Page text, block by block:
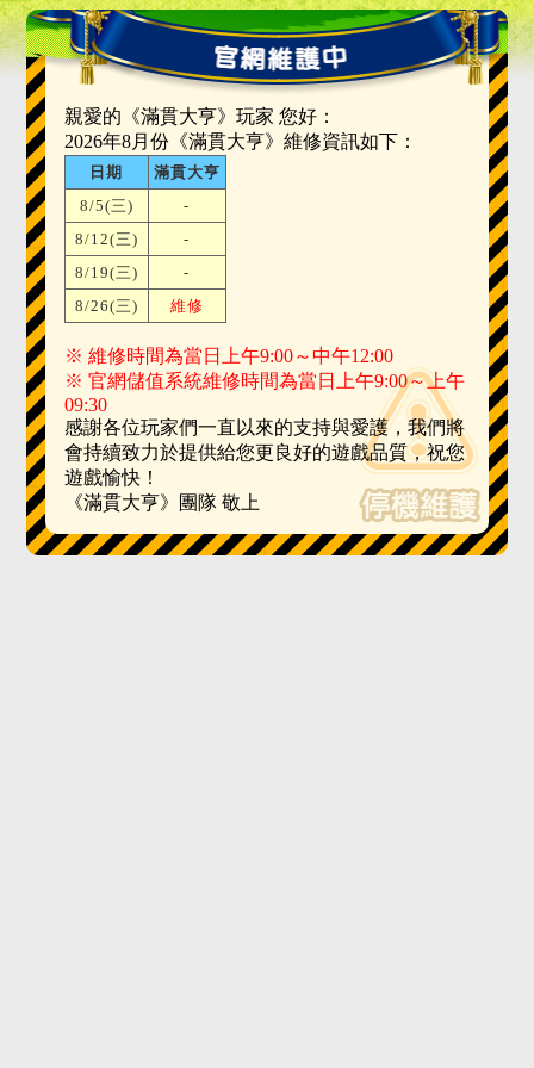
親愛的《滿貫大亨》玩家 您好：
2026年8月份《滿貫大亨》維修資訊如下：
日期
滿貫大亨
8/5(三)
-
8/12(三)
-
8/19(三)
-
8/26(三)
維修
※ 維修時間為當日上午9:00～中午12:00
※ 官網儲值系統維修時間為當日上午9:00～上午
09:30
感謝各位玩家們一直以來的支持與愛護，我們將
會持續致力於提供給您更良好的遊戲品質，祝您
遊戲愉快！
《滿貫大亨》團隊 敬上